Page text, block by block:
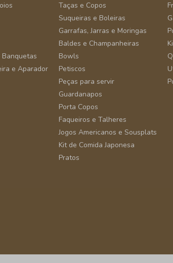
Banquetas
e Aparador
Taças e Copos
Suqueiras e Boleiras
Garrafas, Jarras e Moringas
Baldes e Champanheiras
Bowls
Petiscos
Peças para servir
Guardanapos
Porta Copos
Faqueiros e Talheres
Jogos Americanos e Sousplats
Kit de Comida Japonesa
Pratos